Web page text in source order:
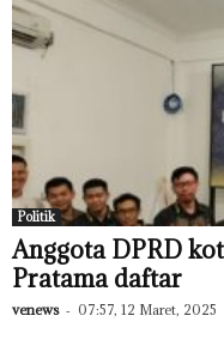
Politik
Anggota DPRD
Pratama daftar
venews - 07:57, 12 Maret, 2025